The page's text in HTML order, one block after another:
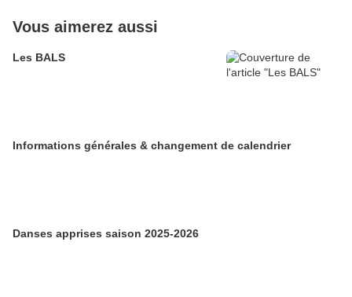
Vous aimerez aussi
Les BALS
Informations générales & changement de calendrier
Danses apprises saison 2025-2026